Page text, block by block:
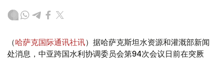
（哈萨克国际通讯社讯）据哈萨克斯坦水资源和灌溉部新闻
处消息，中亚跨国水利协调委员会第94次会议日前在突厥